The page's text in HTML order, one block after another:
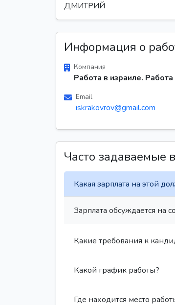
ДМИТРИЙ
Информация о
Компания
Работа в израиле.
Email
iskrakovrov@gmail.com
Часто задаваемые
Какая зарплата на этой
Зарплата обсуждается на
Какие требования к
Какой график работы?
Где находится место